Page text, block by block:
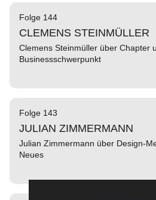
Folge 144
CLEMENS STEINMÜLLER
Clemens Steinmüller über Chapter
Businessschwerpunkt
Folge 143
JULIAN ZIMMERMANN
Julian Zimmermann über Design-
Neues